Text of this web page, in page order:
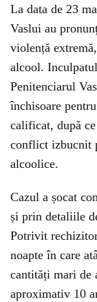
La data de 23
Vaslui au
violență
alcool.
Penitenciarul
închisoare
calificat, după
conflict izbucnit
alcoolice.
Cazul a șocat
și prin detaliile
Potrivit
noapte în care
cantități mari de
aproximativ 10